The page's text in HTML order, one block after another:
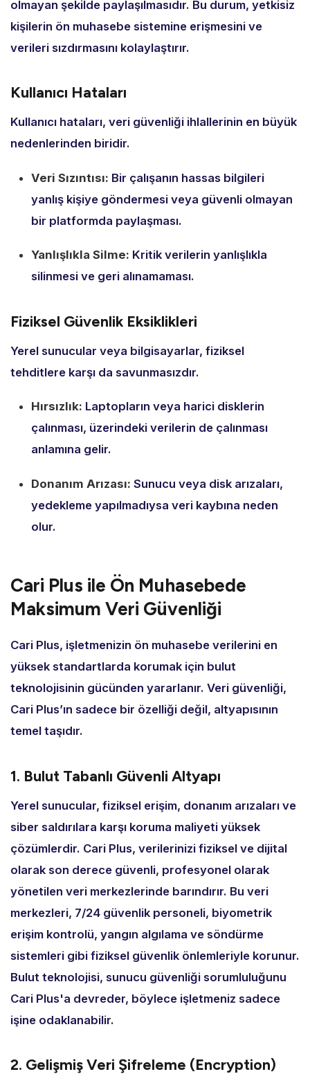
olmayan şekilde paylaşılmasıdır. Bu durum, yetkisiz
kişilerin ön muhasebe sistemine erişmesini ve
verileri sızdırmasını kolaylaştırır.
Kullanıcı Hataları
Kullanıcı hataları, veri güvenliği ihlallerinin en büyük
nedenlerinden biridir.
Veri Sızıntısı: Bir çalışanın hassas bilgileri
yanlış kişiye göndermesi veya güvenli olmayan
bir platformda paylaşması.
Yanlışlıkla Silme: Kritik verilerin yanlışlıkla
silinmesi ve geri alınamaması.
Fiziksel Güvenlik Eksiklikleri
Yerel sunucular veya bilgisayarlar, fiziksel
tehditlere karşı da savunmasızdır.
Hırsızlık: Laptopların veya harici disklerin
çalınması, üzerindeki verilerin de çalınması
anlamına gelir.
Donanım Arızası: Sunucu veya disk arızaları,
yedekleme yapılmadıysa veri kaybına neden
olur.
Cari Plus ile Ön Muhasebede
Maksimum Veri Güvenliği
Cari Plus, işletmenizin ön muhasebe verilerini en
yüksek standartlarda korumak için bulut
teknolojisinin gücünden yararlanır. Veri güvenliği,
Cari Plus’ın sadece bir özelliği değil, altyapısının
temel taşıdır.
1. Bulut Tabanlı Güvenli Altyapı
Yerel sunucular, fiziksel erişim, donanım arızaları ve
siber saldırılara karşı koruma maliyeti yüksek
çözümlerdir. Cari Plus, verilerinizi fiziksel ve dijital
olarak son derece güvenli, profesyonel olarak
yönetilen veri merkezlerinde barındırır. Bu veri
merkezleri, 7/24 güvenlik personeli, biyometrik
erişim kontrolü, yangın algılama ve söndürme
sistemleri gibi fiziksel güvenlik önlemleriyle korunur.
Bulut teknolojisi, sunucu güvenliği sorumluluğunu
Cari Plus'a devreder, böylece işletmeniz sadece
işine odaklanabilir.
2. Gelişmiş Veri Şifreleme (Encryption)